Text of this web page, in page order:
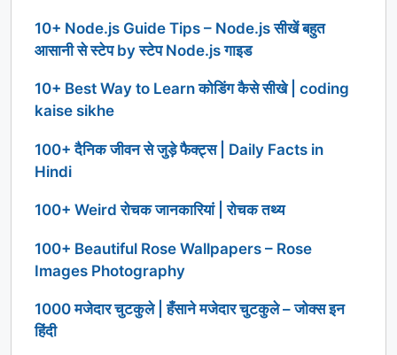
10+ Node.js Guide Tips – Node.js सीखें बहुत
आसानी से स्टेप by स्टेप Node.js गाइड
10+ Best Way to Learn कोडिंग कैसे सीखे | coding
kaise sikhe
100+ दैनिक जीवन से जुड़े फैक्ट्स | Daily Facts in
Hindi
100+ Weird रोचक जानकारियां | रोचक तथ्य
100+ Beautiful Rose Wallpapers – Rose
Images Photography
1000 मजेदार चुटकुले | हँसाने मजेदार चुटकुले – जोक्स इन
हिंदी